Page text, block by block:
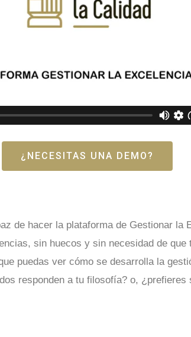
¿NECESITAS UNA DEMO?
de hacer la plataforma de Gestionar la
sin huecos y sin necesidad de
puedas ver cómo se desarrolla la
responden a tu filosofía? o,